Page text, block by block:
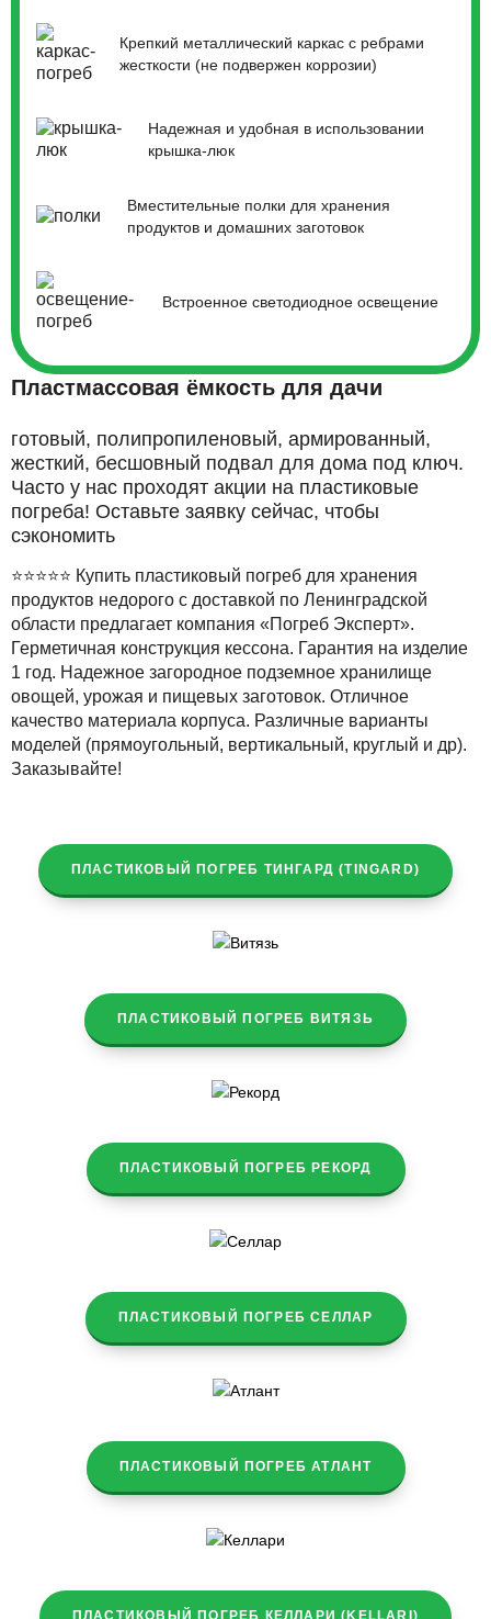
Крепкий металлический каркас с ребрами
жесткости (не подвержен коррозии)
Надежная и удобная в использовании
крышка-люк
Вместительные полки для хранения
продуктов и домашних заготовок
Встроенное светодиодное освещение
Пластмассовая ёмкость для дачи
готовый, полипропиленовый, армированный,
жесткий, бесшовный подвал для дома под ключ.
Часто у нас проходят акции на пластиковые
погреба! Оставьте заявку сейчас, чтобы
сэкономить
⭐⭐⭐⭐⭐ Купить пластиковый погреб для хранения
продуктов недорого с доставкой по Ленинградской
области предлагает компания «Погреб Эксперт».
Герметичная конструкция кессона. Гарантия на изделие
1 год. Надежное загородное подземное хранилище
овощей, урожая и пищевых заготовок. Отличное
качество материала корпуса. Различные варианты
моделей (прямоугольный, вертикальный, круглый и др).
Заказывайте!
ПЛАСТИКОВЫЙ ПОГРЕБ ТИНГАРД (TINGARD)
ПЛАСТИКОВЫЙ ПОГРЕБ ВИТЯЗЬ
ПЛАСТИКОВЫЙ ПОГРЕБ РЕКОРД
ПЛАСТИКОВЫЙ ПОГРЕБ СЕЛЛАР
ПЛАСТИКОВЫЙ ПОГРЕБ АТЛАНТ